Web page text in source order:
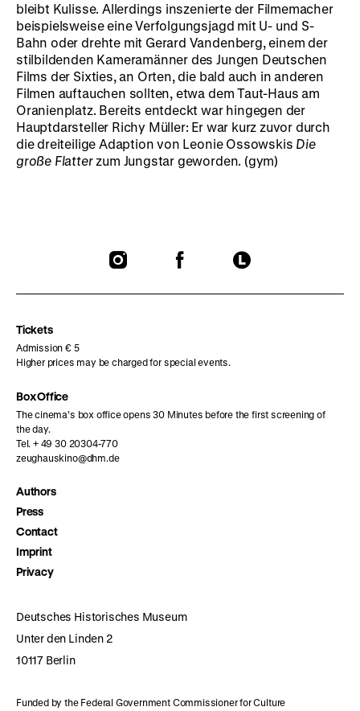
bleibt Kulisse. Allerdings inszenierte der Filmemacher
beispielsweise eine Verfolgungsjagd mit U- und S-
Bahn oder drehte mit Gerard Vandenberg, einem der
stilbildenden Kameramänner des Jungen Deutschen
Films der Sixties, an Orten, die bald auch in anderen
Filmen auftauchen sollten, etwa dem Taut-Haus am
Oranienplatz. Bereits entdeckt war hingegen der
Hauptdarsteller Richy Müller: Er war kurz zuvor durch
die dreiteilige Adaption von Leonie Ossowskis Die
große Flatter zum Jungstar geworden. (gym)
To
To
To
Tickets
Admission € 5
Higher prices may be charged for special events.
Box Office
The cinema’s box office opens 30 Minutes before the first screening of
the day.
Tel. + 49 30 20304-770
zeughauskino@dhm.de
Authors
Press
Contact
Imprint
Privacy
Deutsches Historisches Museum
Unter den Linden 2
10117 Berlin
Funded by the Federal Government Commissioner for Culture